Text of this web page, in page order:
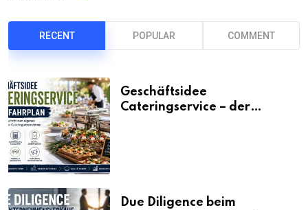
RECENT POPULAR COMMENT
Geschäftsidee
Cateringservice – der
Due Diligence beim